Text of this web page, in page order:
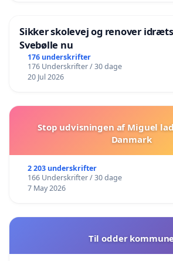
Sikker skolevej og renover
Svebølle nu
176 underskrifter
176 Underskrifter / 30 dage
20 Jul 2026
Stop udvisningen af Miguel
Danmark
2 203 underskrifter
166 Underskrifter / 30 dage
7 May 2026
Til odder